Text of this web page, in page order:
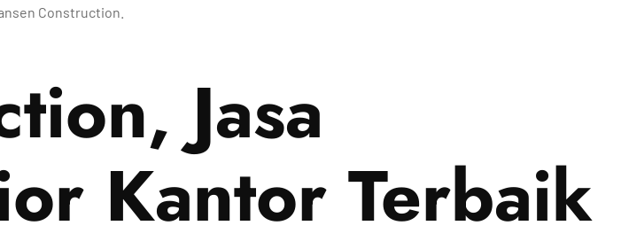
Construction.
Jasa
Kantor Terbaik